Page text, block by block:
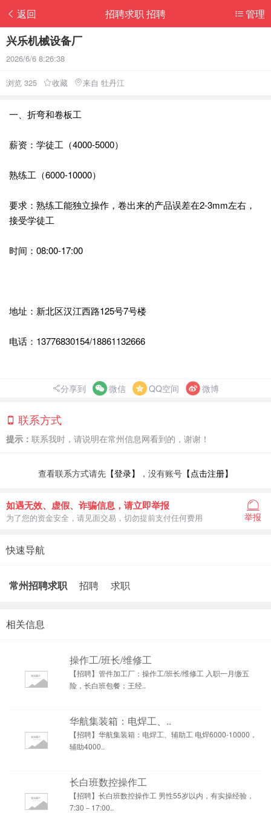
返回 管理
招聘求职 招聘
兴乐机械设备厂
2026/6/6 8:26:38
浏览 325 收藏 来自 牡丹江
一、折弯和卷板工
薪资：学徒工（4000-5000）
熟练工（6000-10000）
要求：熟练工能独立操作，卷出来的产品误差在2-3mm左右，
接受学徒工
时间：08:00-17:00
地址：新北区汉江西路125号7号楼
电话：13776830154/18861132666
分享到 微信 QQ空间 微博
联系方式
提示： 联系我时，请说明在常州信息网看到的，谢谢！
查看联系方式请先 【登录】 ，没有账号 【点击注册】
如遇无效、虚假、诈骗信息，请立即举报
为了您的资金安全，请见面交易，切勿提前支付任何费用 举报
快速导航
常州招聘求职 招聘 求职
相关信息
操作工/班长/维修工
【招聘】管件加工厂：操作工/班长/维修工 入职一月缴五
险，长白班包餐；王经..
华航集装箱：电焊工、..
【招聘】华航集装箱：电焊工、辅助工 电焊6000-10000，
辅助4000..
长白班数控操作工
【招聘】长白班数控操作工 男性55岁以内，有实操经验，
7:30－17:00..